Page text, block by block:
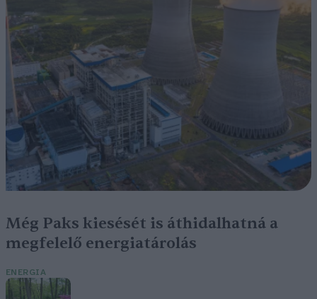
Még Paks kiesését is áthidalhatná a
megfelelő energiatárolás
ENERGIA